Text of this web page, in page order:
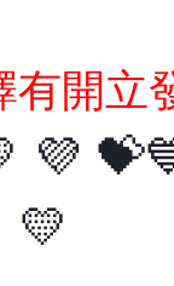
有開立
💜
💛